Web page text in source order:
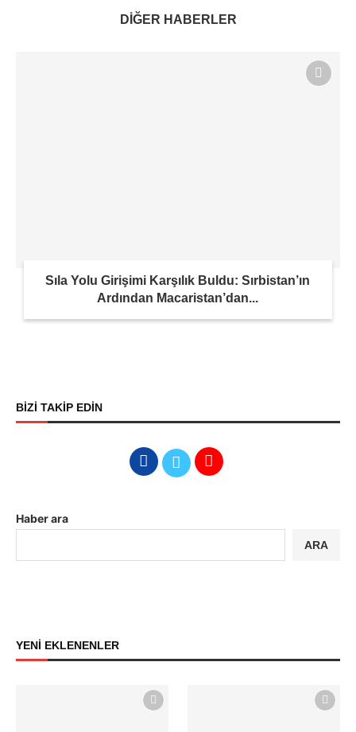
DİĞER HABERLER
Sıla Yolu Girişimi Karşılık Buldu: Sırbistan’ın
Ardından Macaristan’dan...
BİZİ TAKİP EDİN
Haber ara
ARA
YENİ EKLENENLER